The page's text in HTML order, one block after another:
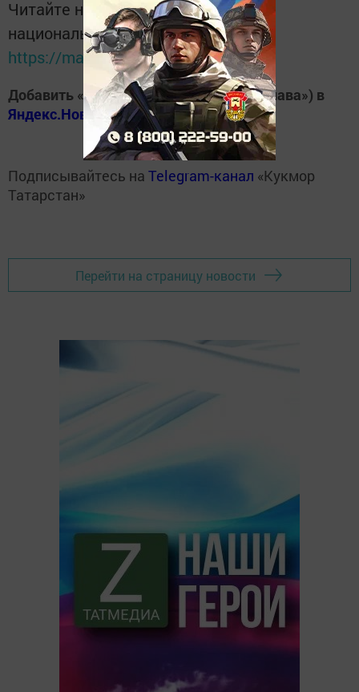
Читайте новости Татарстана в
национальном мессенджере MАХ:
https://max.ru/tatmedia
Добавить «Хезмэт даны» («Трудовая слава») в
Яндекс.Новости
Подписывайтесь на Telegram-канал «Кукмор
Татарстан»
Перейти на страницу новости